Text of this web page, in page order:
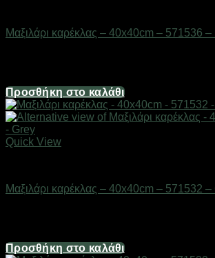
Μαξιλάρι καρέκλας – 40x40cm – 571536 –
Προσθήκη στο καλάθι
Quick View
Μαξιλάρι καρέκλας – 40x40cm – 571532 –
Προσθήκη στο καλάθι